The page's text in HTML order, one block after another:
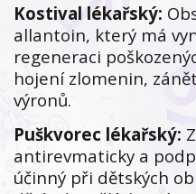
Kostival lékařský:
allantoin, který má
regeneraci
hojení zlomenin,
výronů.
Puškvorec lékařský:
antirevmaticky a
účinný při dětských